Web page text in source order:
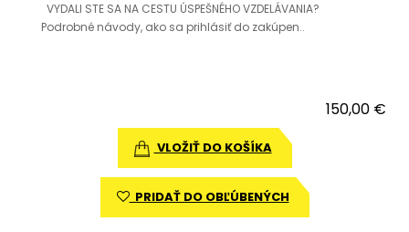
VYDALI STE SA NA CESTU ÚSPEŠNÉHO VZDELÁVANIA?
Podrobné návody, ako sa prihlásiť do zakúpen..
150,00 €
VLOŽIŤ DO KOŠÍKA
PRIDAŤ DO OBĽÚBENÝCH